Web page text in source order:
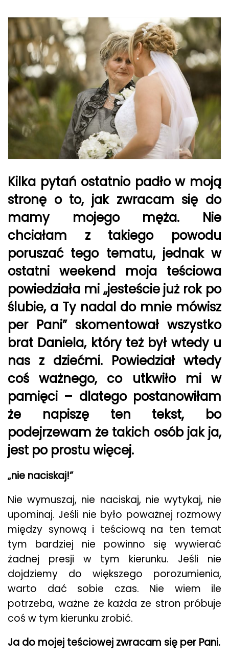
Kilka pytań ostatnio padło w moją
stronę o to, jak zwracam się do
mamy mojego męża. Nie
chciałam z takiego powodu
poruszać tego tematu, jednak w
ostatni weekend moja teściowa
powiedziała mi „jesteście już rok po
ślubie, a Ty nadal do mnie mówisz
per Pani” skomentował wszystko
brat Daniela, który też był wtedy u
nas z dziećmi. Powiedział wtedy
coś ważnego, co utkwiło mi w
pamięci – dlatego postanowiłam
że napiszę ten tekst, bo
podejrzewam że takich osób jak ja,
jest po prostu więcej.
„nie naciskaj!”
Nie wymuszaj, nie naciskaj, nie wytykaj, nie
upominaj. Jeśli nie było poważnej rozmowy
między synową i teściową na ten temat
tym bardziej nie powinno się wywierać
żadnej presji w tym kierunku. Jeśli nie
dojdziemy do większego porozumienia,
warto dać sobie czas. Nie wiem ile
potrzeba, ważne że każda ze stron próbuje
coś w tym kierunku zrobić.
Ja do mojej teściowej zwracam się per Pani.